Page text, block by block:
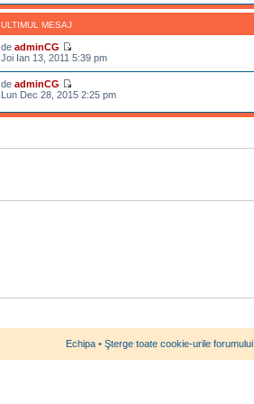
ULTIMUL MESAJ
deadminCG
Joi Ian 13, 2011 5:39 pm
deadminCG
Lun Dec 28, 2015 2:25 pm
Echipa • Şterge toate cookie-urile forumului